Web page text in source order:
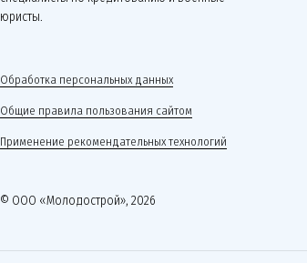
юристы.
Обработка персональных данных
Общие правила пользования сайтом
Применение рекомендательных технологий
© ООО «Молодострой», 2026